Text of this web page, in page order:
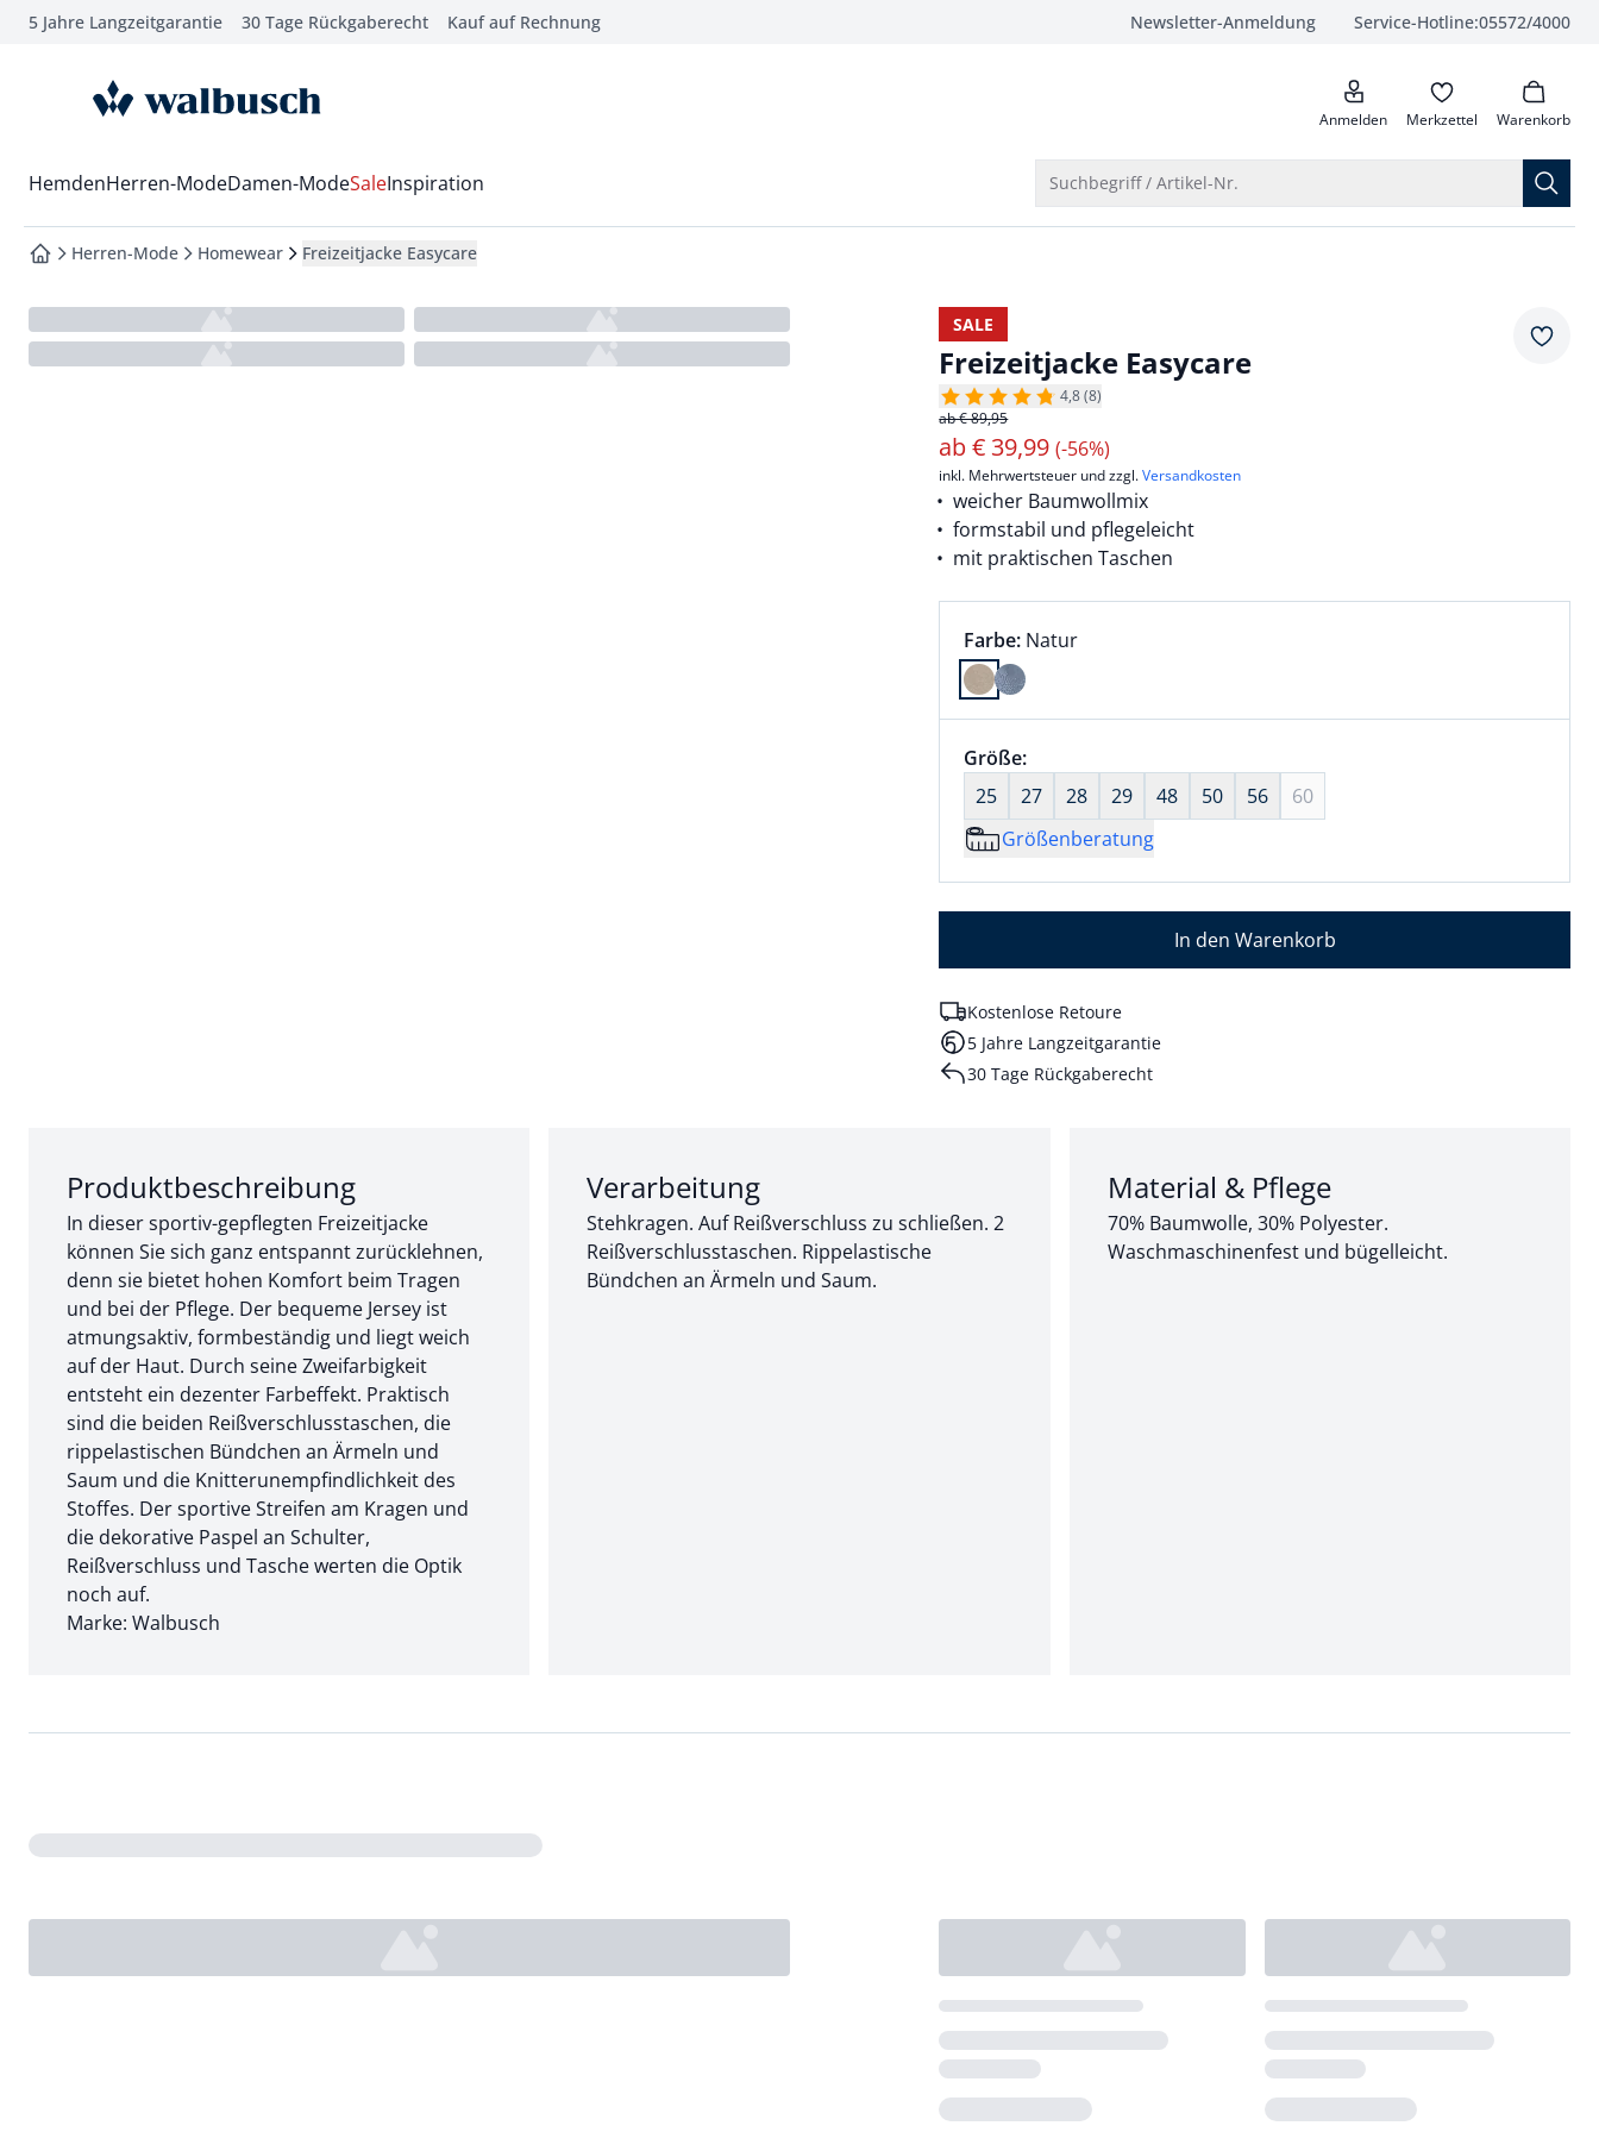
springen
springen
springen
5 Jahre Langzeitgarantie 30 Tage Rückgaberecht Kauf auf Rechnung Newsletter-Anmeldung Service-Hotline:05572/4000
anrufen
zur Startseite Anmelden Merkzettel Warenkorb
Wechsel in das Menü mit Pfeil-Runter Taste
HemdenHerren-ModeDamen-ModeSaleInspiration Suchbegriff / Artikel-Nr.
zur Startseite
Herren-Mode Homewear Freizeitjacke Easycare
SALE
Freizeitjacke Easycare
4,8 (8)
ab € 89,95
ab€ 39,99(-56%)
inkl. Mehrwertsteuer und zzgl.Versandkosten
weicher Baumwollmix
formstabil und pflegeleicht
mit praktischen Taschen
Farbauswahl:
Farbe: aktuell ausgewählt:
Natur
Farbe Natur ausgewählt
Größenauswahl:
Größe:nichts ausgewählt
25
27 28 29 48 50 56
60
Größenberatung
In den Warenkorb
Kostenlose Retoure
5 Jahre Langzeitgarantie
30 Tage Rückgaberecht
Abschnitt 1 von 3:
Produktbeschreibung
In dieser sportiv-gepflegten Freizeitjacke
können Sie sich ganz entspannt zurücklehnen,
denn sie bietet hohen Komfort beim Tragen
und bei der Pflege. Der bequeme Jersey ist
atmungsaktiv, formbeständig und liegt weich
auf der Haut. Durch seine Zweifarbigkeit
entsteht ein dezenter Farbeffekt. Praktisch
sind die beiden Reißverschlusstaschen, die
rippelastischen Bündchen an Ärmeln und
Saum und die Knitterunempfindlichkeit des
Stoffes. Der sportive Streifen am Kragen und
die dekorative Paspel an Schulter,
Reißverschluss und Tasche werten die Optik
noch auf.
Marke: Walbusch
Abschnitt 2 von 3:
Verarbeitung
Stehkragen. Auf Reißverschluss zu schließen. 2
Reißverschlusstaschen. Rippelastische
Bündchen an Ärmeln und Saum.
Abschnitt 3 von 3:
Material & Pflege
70% Baumwolle, 30% Polyester.
Waschmaschinenfest und bügelleicht.